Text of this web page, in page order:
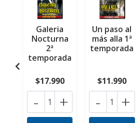
Galeria
Nocturna
2ª
temporada
$17.990
+
-
Un paso al
más alla 1ª
temporada
$11.990
+
-